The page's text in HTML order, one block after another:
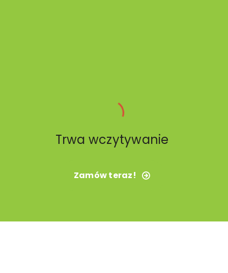
Trwa wczytywanie
Zamów teraz!